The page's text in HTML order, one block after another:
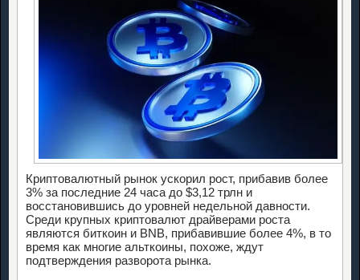
Криптовалютный рынок ускорил рост, прибавив более
3% за последние 24 часа до $3,12 трлн и
восстановившись до уровней недельной давности.
Среди крупных криптовалют драйверами роста
являются биткоин и BNB, прибавившие более 4%, в то
время как многие альткоины, похоже, ждут
подтверждения разворота рынка.